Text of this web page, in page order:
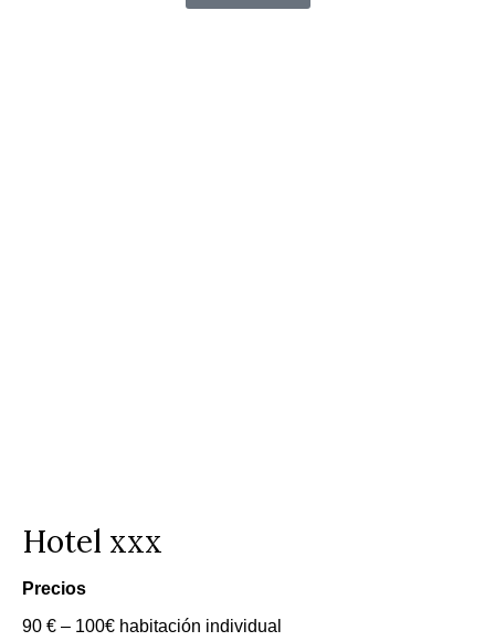
Hotel xxx
Precios
90 € – 100€ habitación individual